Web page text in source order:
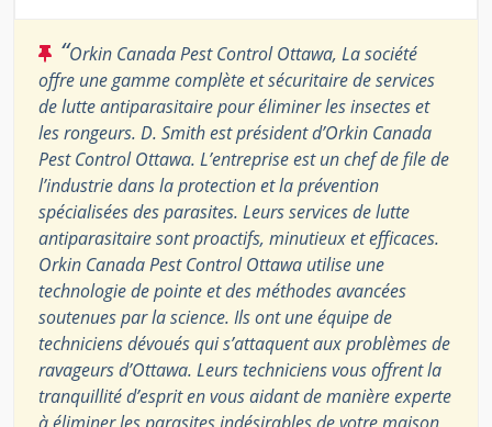
“Orkin Canada Pest Control Ottawa, La société
offre une gamme complète et sécuritaire de services
de lutte antiparasitaire pour éliminer les insectes et
les rongeurs. D. Smith est président d’Orkin Canada
Pest Control Ottawa. L’entreprise est un chef de file de
l’industrie dans la protection et la prévention
spécialisées des parasites. Leurs services de lutte
antiparasitaire sont proactifs, minutieux et efficaces.
Orkin Canada Pest Control Ottawa utilise une
technologie de pointe et des méthodes avancées
soutenues par la science. Ils ont une équipe de
techniciens dévoués qui s’attaquent aux problèmes de
ravageurs d’Ottawa. Leurs techniciens vous offrent la
tranquillité d’esprit en vous aidant de manière experte